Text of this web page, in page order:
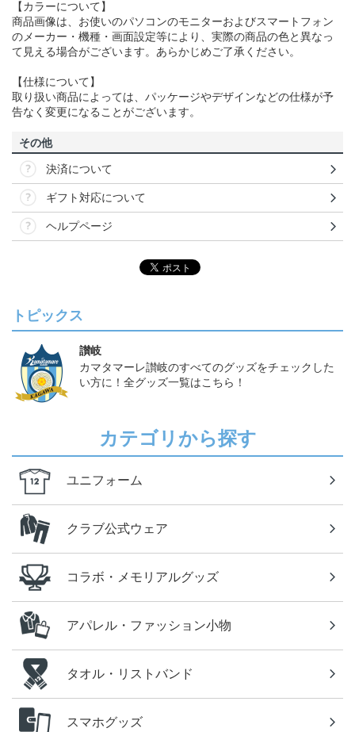
【カラーについて】
商品画像は、お使いのパソコンのモニターおよびスマートフォン
のメーカー・機種・画面設定等により、実際の商品の色と異なっ
て見える場合がございます。あらかじめご了承ください。
【仕様について】
取り扱い商品によっては、パッケージやデザインなどの仕様が予
告なく変更になることがございます。
その他
決済について
ギフト対応について
ヘルプページ
トピックス
讃岐
カマタマーレ讃岐のすべてのグッズをチェックした
い方に！全グッズ一覧はこちら！
カテゴリから探す
ユニフォーム
クラブ公式ウェア
コラボ・メモリアルグッズ
アパレル・ファッション小物
タオル・リストバンド
スマホグッズ